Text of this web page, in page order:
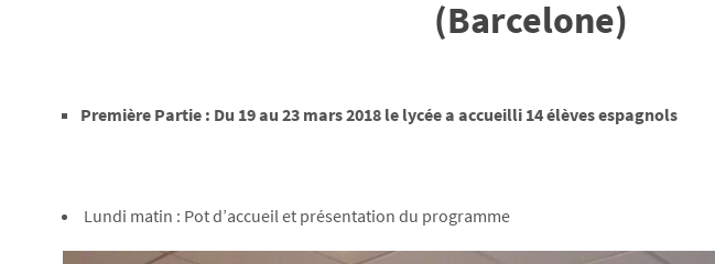
(Barcelone)
Première Partie : Du 19 au 23 mars 2018 le lycée a accueilli 14 élèves espagnols
Lundi matin : Pot d’accueil et présentation du programme